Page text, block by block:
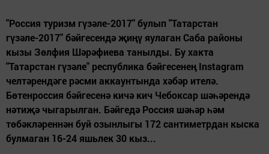
"Россия туризм гүзәле-2017" булып "Татарстан
гүзәле-2017" бәйгесендә җиңү яулаган Саба районы
кызы Зөлфия Шәрәфиева танылды. Бу хакта
"Татарстан гүзәле" республика бәйгесенең Instagram
челтәрендәге рәсми аккаунтында хәбәр ителә.
Бөтенроссия бәйгесенә кичә кич Чебоксар шәһәрендә
нәтиҗә чыгарылган. Бәйгедә Россия шәһәр һәм
төбәкләреннән буй озынлыгы 172 сантиметрдан кыска
булмаган 16-24 яшьлек 30 кыз...